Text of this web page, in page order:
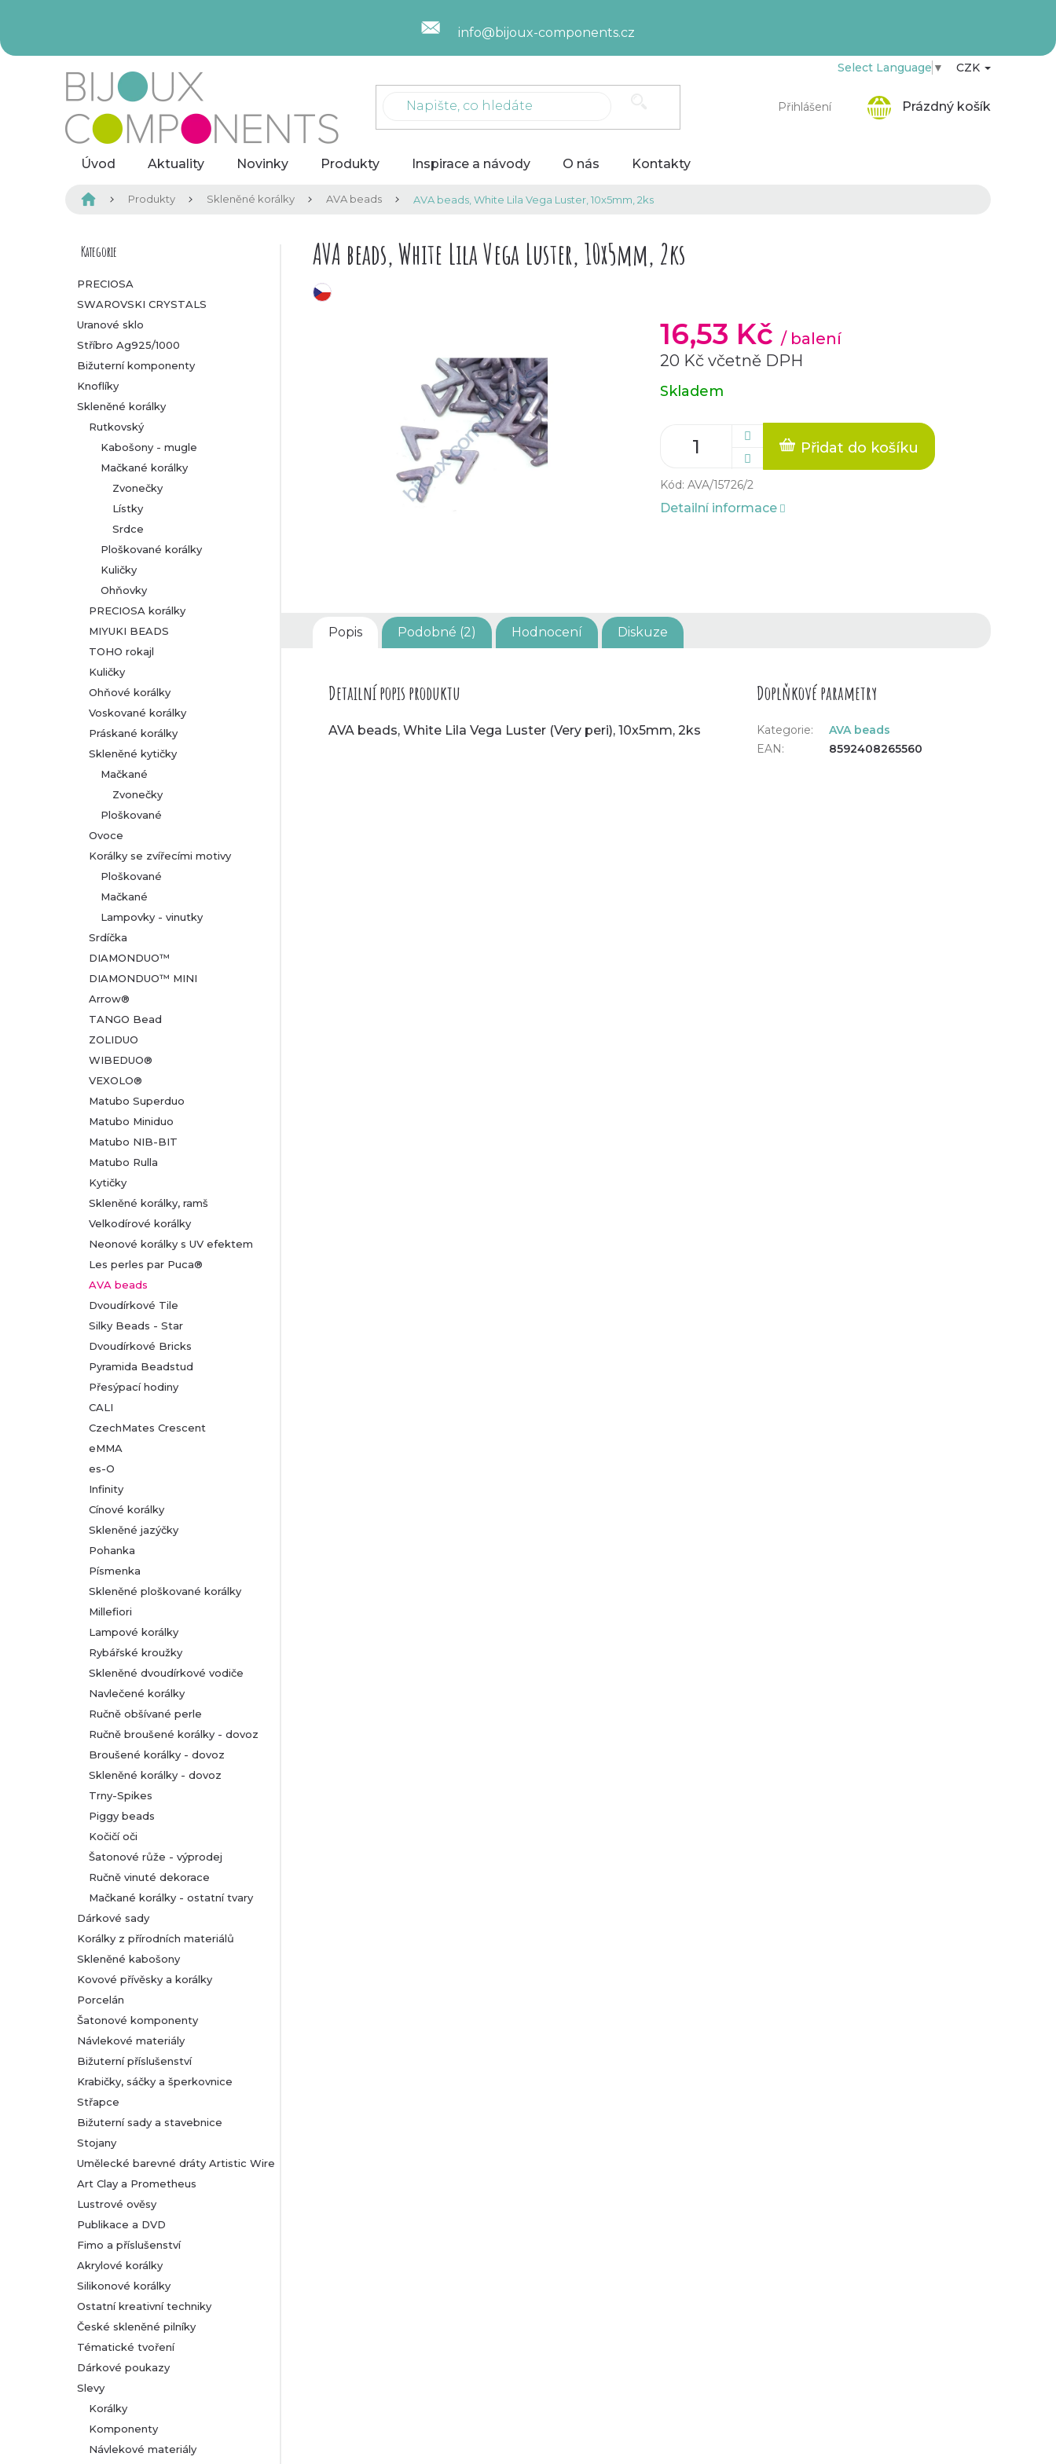
info@bijoux-components.cz
Přihlášení
Select Language ▼ CZK
Prázdný košík
Úvod Aktuality Novinky Produkty Inspirace a návody O nás Kontakty
Domů Produkty Skleněné korálky AVA beads AVA beads, White Lila Vega Luster, 10x5mm, 2ks
P
o
s
t
r
a
n
Přeskočit
Kategorie
PRECIOSA
SWAROVSKI CRYSTALS
Uranové sklo
Stříbro Ag925/1000
Bižuterní komponenty
Knoflíky
Skleněné korálky
Rutkovský
Kabošony - mugle
Mačkané korálky
Zvonečky
Lístky
Srdce
Ploškované korálky
Kuličky
Ohňovky
PRECIOSA korálky
MIYUKI BEADS
TOHO rokajl
Kuličky
Ohňové korálky
Voskované korálky
Práskané korálky
Skleněné kytičky
Mačkané
Zvonečky
Ploškované
Ovoce
Korálky se zvířecími motivy
Ploškované
Mačkané
Lampovky - vinutky
Srdíčka
DIAMONDUO™
DIAMONDUO™ MINI
Arrow®
TANGO Bead
ZOLIDUO
WIBEDUO®
VEXOLO®
Matubo Superduo
Matubo Miniduo
Matubo NIB-BIT
Matubo Rulla
Kytičky
Skleněné korálky, ramš
Velkodírové korálky
Neonové korálky s UV efektem
Les perles par Puca®
AVA beads
Dvoudírkové Tile
Silky Beads - Star
Dvoudírkové Bricks
Pyramida Beadstud
Přesýpací hodiny
CALI
CzechMates Crescent
eMMA
es-O
Infinity
Cínové korálky
Skleněné jazýčky
Pohanka
Písmenka
Skleněné ploškované korálky
Millefiori
Lampové korálky
Rybářské kroužky
Skleněné dvoudírkové vodiče
Navlečené korálky
Ručně obšívané perle
Ručně broušené korálky - dovoz
Broušené korálky - dovoz
Skleněné korálky - dovoz
Trny-Spikes
Piggy beads
Kočičí oči
Šatonové růže - výprodej
Ručně vinuté dekorace
Mačkané korálky - ostatní tvary
Dárkové sady
Korálky z přírodních materiálů
Skleněné kabošony
Kovové přívěsky a korálky
Porcelán
Šatonové komponenty
Návlekové materiály
Bižuterní příslušenství
Krabičky, sáčky a šperkovnice
Střapce
Bižuterní sady a stavebnice
Stojany
Umělecké barevné dráty Artistic Wire
Art Clay a Prometheus
Lustrové ověsy
Publikace a DVD
Fimo a příslušenství
Akrylové korálky
Silikonové korálky
Ostatní kreativní techniky
České skleněné pilníky
Tématické tvoření
Dárkové poukazy
Slevy
Korálky
Komponenty
Návlekové materiály
AVA beads, White Lila Vega Luster, 10x5mm, 2ks
16,53 Kč / balení
20 Kč včetně DPH
Měrná
cena:
Skladem
Přidat do košíku
Kód: AVA/15726/2
Detailní informace
Popis Podobné (2) Hodnocení Diskuze
Detailní popis produktu
AVA beads, White Lila Vega Luster (Very peri), 10x5mm, 2ks
Doplňkové parametry
Kategorie:
AVA beads
EAN: 8592408265560